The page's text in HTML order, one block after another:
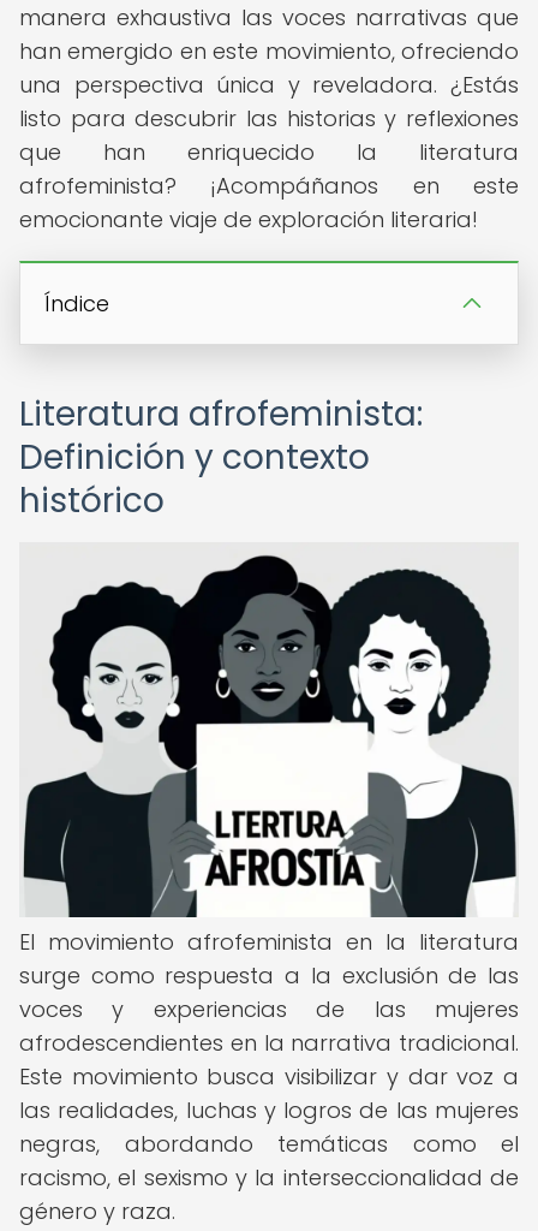
manera exhaustiva las voces narrativas que
han emergido en este movimiento, ofreciendo
una perspectiva única y reveladora. ¿Estás
listo para descubrir las historias y reflexiones
que han enriquecido la literatura
afrofeminista? ¡Acompáñanos en este
emocionante viaje de exploración literaria!
Índice
Literatura afrofeminista:
Definición y contexto
histórico
El movimiento afrofeminista en la literatura
surge como respuesta a la exclusión de las
voces y experiencias de las mujeres
afrodescendientes en la narrativa tradicional.
Este movimiento busca visibilizar y dar voz a
las realidades, luchas y logros de las mujeres
negras, abordando temáticas como el
racismo, el sexismo y la interseccionalidad de
género y raza.